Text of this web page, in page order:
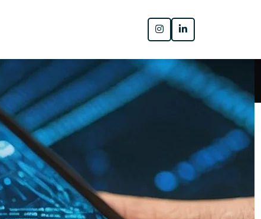
Pesquisar
Posts recentes
Biometric Systems: What Do I Really